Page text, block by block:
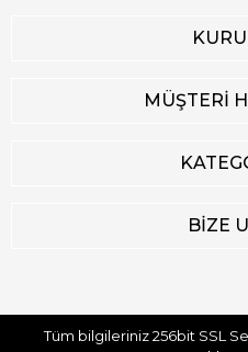
MÜŞTERİ
BİZE
Tüm bilgileriniz 256bit SSL